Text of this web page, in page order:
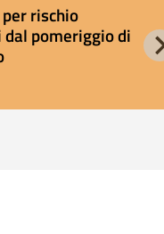
rischio
pomeriggio di